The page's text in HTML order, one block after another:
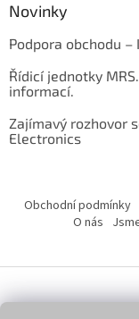
Novinky
Podpora obchodu –
Řídicí jednotky
informací.
Zajímavý rozhovor
Electronics
Obchodní podmínky
O nás